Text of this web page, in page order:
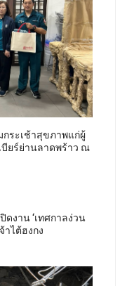
กระเช้าสุขภาพแก่ผู้
บียร์ย่านลาดพร้าว ณ
งาน ‘เทศกาลง่วน
าไต้ฮงกง